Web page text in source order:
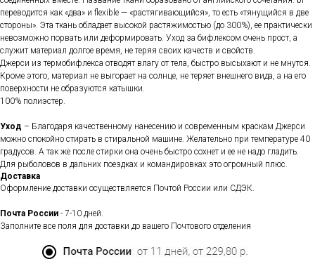
переводится как «два» и flexible — «растягивающийся», то есть «тянущийся в две
стороны». Эта ткань обладает высокой растяжимостью (до 300%), ее практически
невозможно порвать или деформировать. Уход за бифлексом очень прост, а
служит материал долгое время, не теряя своих качеств и свойств.
Джерси из термобифлекса отводят влагу от тела, быстро высыхают и не мнутся.
Кроме этого, материал не выгорает на солнце, не теряет внешнего вида, а на его
поверхности не образуются катышки.
100% полиэстер.
Уход – Благодаря качественному нанесению и современным краскам Джерси
можно спокойно стирать в стиральной машине. Желательно при температуре 40
градусов. А так же после стирки она очень быстро сохнет и ее не надо гладить.
Для рыболовов в дальних поездках и командировках это огромный плюс.
Доставка
Оформление доставки осуществляется Почтой России или СДЭК.
Почта России - 7-10 дней.
Заполните все поля для доставки до вашего Почтового отделения